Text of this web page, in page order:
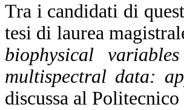
Tra i candidati di
tesi di laurea
biophysical
multispectral data:
discussa al